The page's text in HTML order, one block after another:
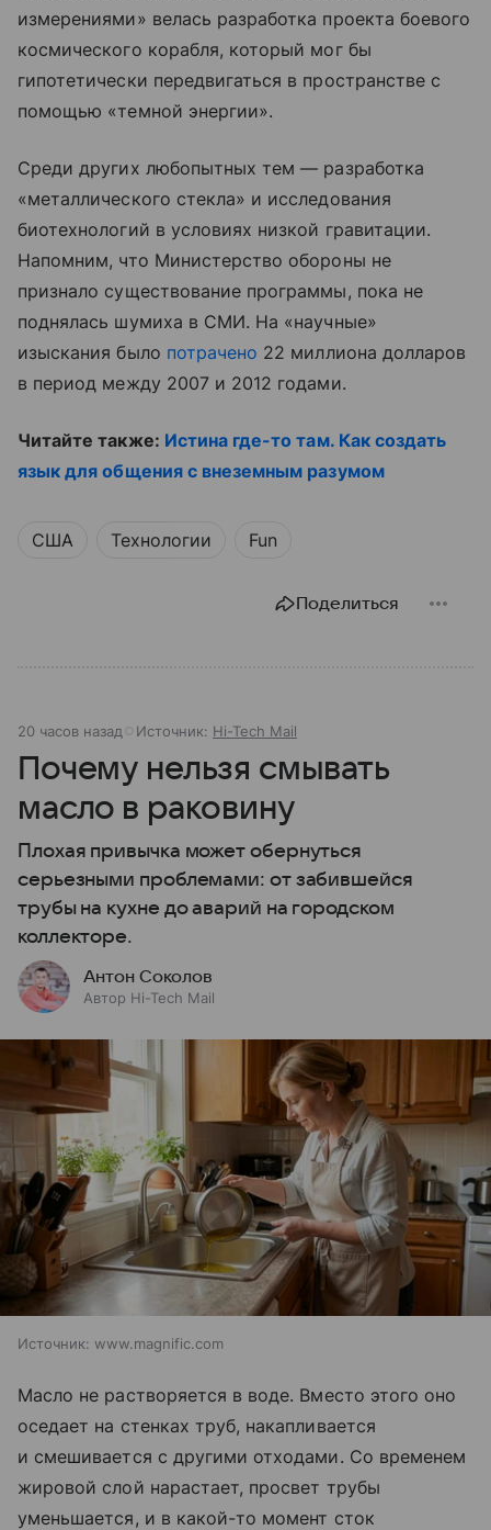
измерениями» велась разработка проекта боевого
космического корабля, который мог бы
гипотетически передвигаться в пространстве с
помощью «темной энергии».
Среди других любопытных тем — разработка
«металлического стекла» и исследования
биотехнологий в условиях низкой гравитации.
Напомним, что Министерство обороны не
признало существование программы, пока не
поднялась шумиха в СМИ. На «научные»
изыскания было потрачено 22 миллиона долларов
в период между 2007 и 2012 годами.
Читайте также: Истина где-то там. Как создать
язык для общения с внеземным разумом
США Технологии Fun
Поделиться
20 часов назад Источник: Hi-Tech Mail
Почему нельзя смывать
масло в раковину
Плохая привычка может обернуться
серьезными проблемами: от забившейся
трубы на кухне до аварий на городском
коллекторе.
Антон Соколов
Автор Hi-Tech Mail
Источник: www.magnific.com
Масло не растворяется в воде. Вместо этого оно
оседает на стенках труб, накапливается
и смешивается с другими отходами. Со временем
жировой слой нарастает, просвет трубы
уменьшается, и в какой-то момент сток